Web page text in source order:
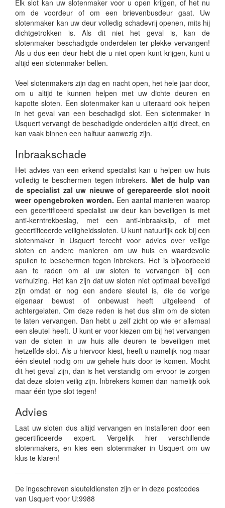
Elk slot kan uw slotenmaker voor u open krijgen, of het nu
om de voordeur of om een brievenbusdeur gaat. Uw
slotenmaker kan uw deur volledig schadevrij openen, mits hij
dichtgetrokken is. Als dit niet het geval is, kan de
slotenmaker beschadigde onderdelen ter plekke vervangen!
Als u dus een deur hebt die u niet open kunt krijgen, kunt u
altijd een slotenmaker bellen.
Veel slotenmakers zijn dag en nacht open, het hele jaar door,
om u altijd te kunnen helpen met uw dichte deuren en
kapotte sloten. Een slotenmaker kan u uiteraard ook helpen
in het geval van een beschadigd slot. Een slotenmaker in
Usquert vervangt de beschadigde onderdelen altijd direct, en
kan vaak binnen een halfuur aanwezig zijn.
Inbraakschade
Het advies van een erkend specialist kan u helpen uw huis
volledig te beschermen tegen inbrekers. Met de hulp van
de specialist zal uw nieuwe of gerepareerde slot nooit
weer opengebroken worden. Een aantal manieren waarop
een gecertificeerd specialist uw deur kan beveiligen is met
anti-kerntrekbeslag, met een anti-inbraakslip, of met
gecertificeerde veiligheidssloten. U kunt natuurlijk ook bij een
slotenmaker in Usquert terecht voor advies over veilige
sloten en andere manieren om uw huis en waardevolle
spullen te beschermen tegen inbrekers. Het is bijvoorbeeld
aan te raden om al uw sloten te vervangen bij een
verhuizing. Het kan zijn dat uw sloten niet optimaal beveiligd
zijn omdat er nog een andere sleutel is, die de vorige
eigenaar bewust of onbewust heeft uitgeleend of
achtergelaten. Om deze reden is het dus slim om de sloten
te laten vervangen. Dan hebt u zelf zicht op wie er allemaal
een sleutel heeft. U kunt er voor kiezen om bij het vervangen
van de sloten in uw huis alle deuren te beveiligen met
hetzelfde slot. Als u hiervoor kiest, heeft u namelijk nog maar
één sleutel nodig om uw gehele huis door te komen. Mocht
dit het geval zijn, dan is het verstandig om ervoor te zorgen
dat deze sloten veilig zijn. Inbrekers komen dan namelijk ook
maar één type slot tegen!
Advies
Laat uw sloten dus altijd vervangen en installeren door een
gecertificeerde expert. Vergelijk hier verschillende
slotenmakers, en kies een slotenmaker in Usquert om uw
klus te klaren!
De ingeschreven sleuteldiensten zijn er in deze postcodes
van Usquert voor U:9988